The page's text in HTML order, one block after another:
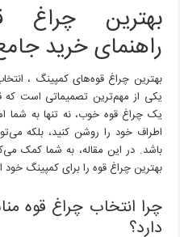
قوه‌های
کمپینگ:
راهنمای
خرید
جامع
بهترین چراغ
راهنمای خرید
بهترین چراغ قوه‌های کمپینگ ،
یکی از مهم‌ترین تصمیماتی است که
یک چراغ قوه خوب، نه تنها به
اطراف خود را روشن کنید، بلکه
باشد. در این مقاله، به شما کمک
بهترین چراغ قوه را برای کمپینگ خود
چرا انتخاب چراغ قوه
دارد؟